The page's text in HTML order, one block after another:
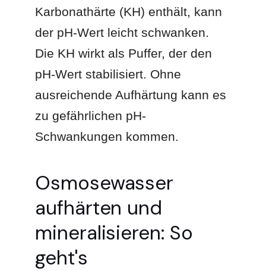
Karbonathärte (KH) enthält, kann
der pH-Wert leicht schwanken.
Die KH wirkt als Puffer, der den
pH-Wert stabilisiert. Ohne
ausreichende Aufhärtung kann es
zu gefährlichen pH-
Schwankungen kommen.
Osmosewasser
aufhärten und
mineralisieren: So
geht's